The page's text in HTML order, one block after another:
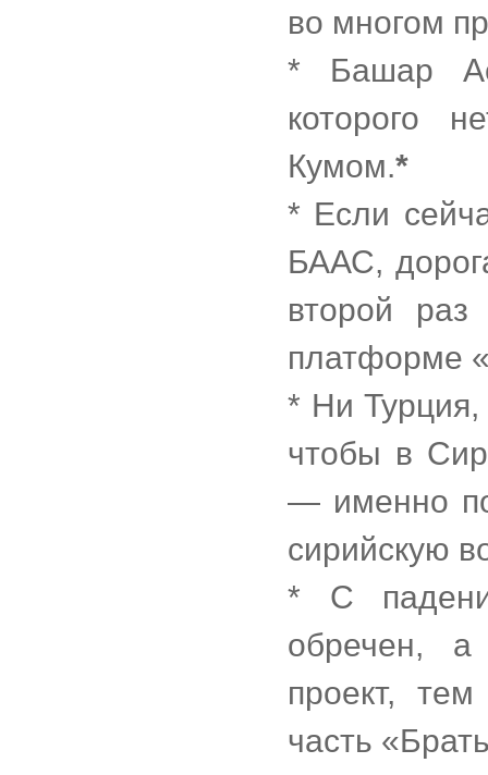
во многом
* Башар
которого
Кумом.*
* Если
БААС,
второй
платформе
* Ни Турция,
чтобы в
— именно
сирийскую
* С
обречен, а
проект,
часть